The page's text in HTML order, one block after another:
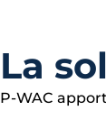
La
P-WAC